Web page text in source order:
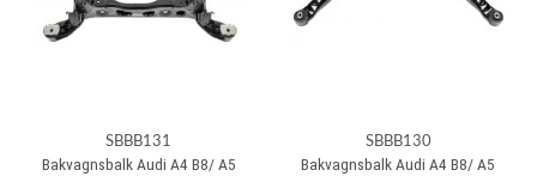
SBBB131
Bakvagnsbalk Audi A4 B8/ A5
SBBB130
Bakvagnsbalk Audi A4 B8/ A5